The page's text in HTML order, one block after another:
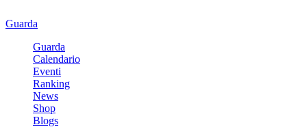
Guarda
Guarda
Calendario
Eventi
Ranking
News
Shop
Blogs